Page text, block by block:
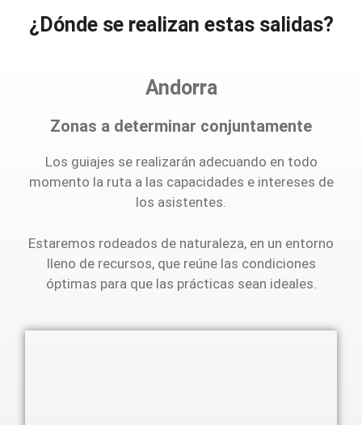
¿Dónde se realizan estas salidas?
Andorra
Zonas a determinar conjuntamente
Los guiajes se realizarán adecuando en todo
momento la ruta a las capacidades e intereses de
los asistentes.
Estaremos rodeados de naturaleza, en un entorno
lleno de recursos, que reúne las condiciones
óptimas para que las prácticas sean ideales.